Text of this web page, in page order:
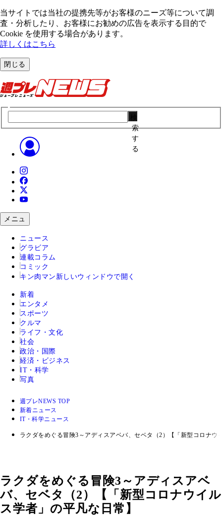
当サイトでは当社の提携先等がお客様のニーズ等について調
査・分析したり、お客様にお勧めの広告を表⽰する⽬的で
Cookie を使⽤する場合があります。
詳しくはこちら
閉じる
索
す
る
メニュ
ニュース
グラビア
連載コラム
コミック
キン肉マン 新しいウィンドウで開く
新着
エンタメ
スポーツ
クルマ
ライフ・文化
社会
政治・国際
経済・ビジネス
IT・科学
写真
週プレNEWS TOP
新着ニュース
IT・科学ニュース
ラクダをめぐる冒険3～アディスアベバ、セベタ（2）【「新型コロナウ
ラクダをめぐる冒険3～アディスアベ
バ、セベタ（2）【「新型コロナウイル
ス学者」の平凡な日常】